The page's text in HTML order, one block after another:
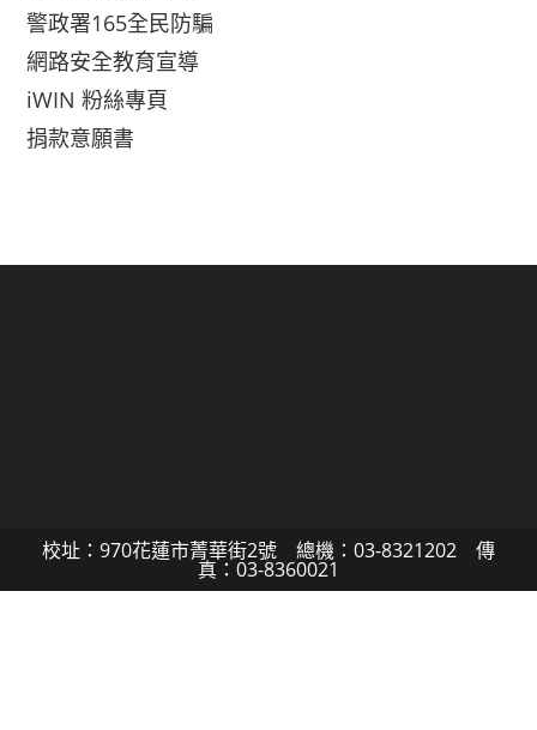
警政署165全民防騙
網路安全教育宣導
iWIN 粉絲專頁
捐款意願書
校址：970花蓮市菁華街2號 總機：03-8321202 傳
真：03-8360021